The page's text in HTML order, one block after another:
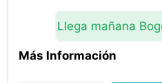
Llega mañana
Más Información